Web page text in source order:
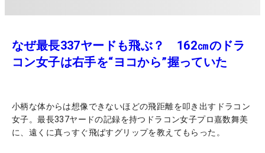
なぜ最長337ヤードも飛ぶ？ 162㎝のドラ
コン女子は右手を“ヨコから”握っていた
小柄な体からは想像できないほどの飛距離を叩き出すドラコン
女子。最長337ヤードの記録を持つドラコン女子プロ嘉数舞美
に、遠くに真っすぐ飛ばすグリップを教えてもらった。